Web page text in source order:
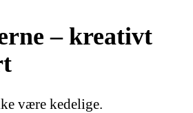
– kreativt
være kedelige.